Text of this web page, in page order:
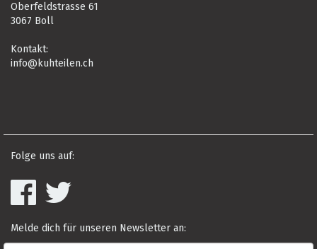
Oberfeldstrasse 61
3067 Boll
Kontakt:
info@kuhteilen.ch
Folge uns auf:
Melde dich für unseren Newsletter an: